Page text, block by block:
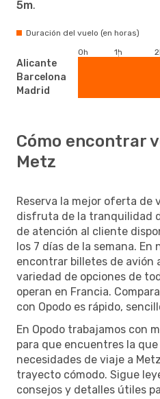
5m.
Duración del vuelo (en horas)
Alicante
Barcelona
Madrid
0h 1h
Cómo encontrar
Metz
Reserva la mejor oferta de
disfruta de la tranquilidad
de atención al cliente
los 7 días de la semana. En
encontrar billetes de avión
variedad de opciones de
operan en Francia.
con Opodo es rápido,
En Opodo trabajamos con
para que encuentres la
necesidades de viaje a
trayecto cómodo. Sigue
consejos y detalles útiles